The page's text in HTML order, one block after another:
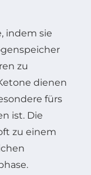
indem sie
zu
dienen
fürs
ist. Die
zu einem